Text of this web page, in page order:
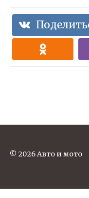
© 2026 Авто и мото